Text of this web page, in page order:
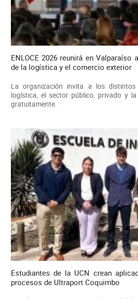
ENLOCE 2026 reunirá en Valparaíso
de la logística y el comercio exterior
La organización invita a los
logística, el sector público, privado y
gratuitamente.
Estudiantes de la UCN crean
procesos de Ultraport Coquimbo